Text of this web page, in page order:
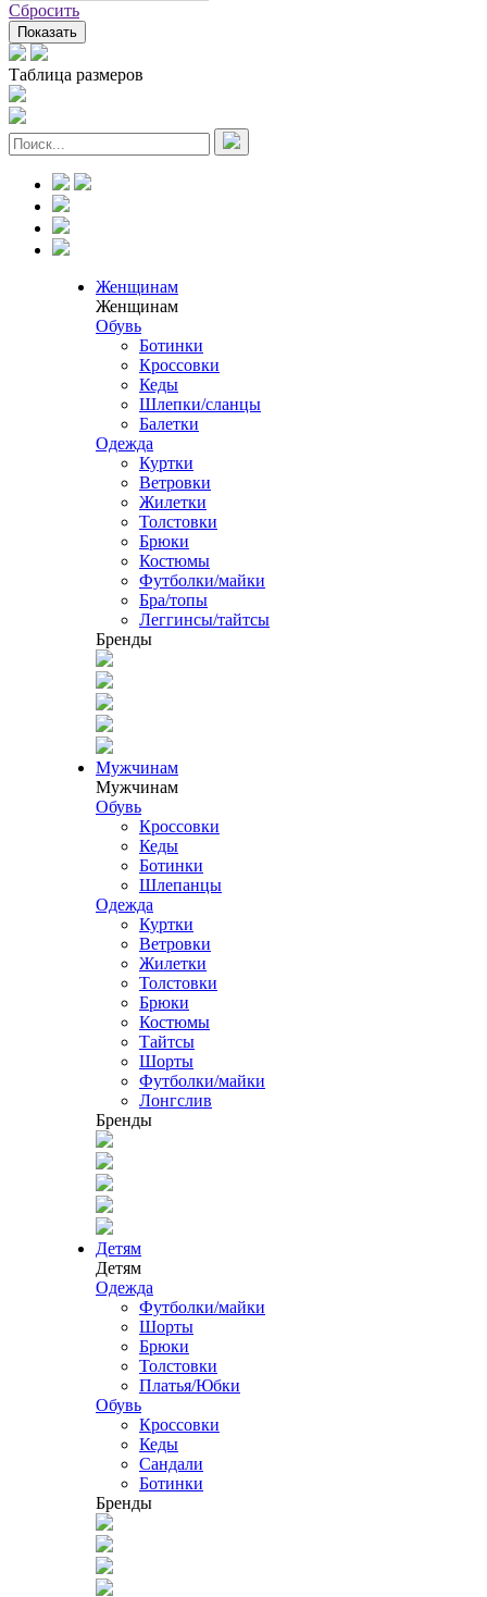
Сбросить
Показать
Таблица размеров
Женщинам
Женщинам
Обувь
Ботинки
Кроссовки
Кеды
Шлепки/сланцы
Балетки
Одежда
Куртки
Ветровки
Жилетки
Толстовки
Брюки
Костюмы
Футболки/майки
Бра/топы
Леггинсы/тайтсы
Бренды
Мужчинам
Мужчинам
Обувь
Кроссовки
Кеды
Ботинки
Шлепанцы
Одежда
Куртки
Ветровки
Жилетки
Толстовки
Брюки
Костюмы
Тайтсы
Шорты
Футболки/майки
Лонгслив
Бренды
Детям
Детям
Одежда
Футболки/майки
Шорты
Брюки
Толстовки
Платья/Юбки
Обувь
Кроссовки
Кеды
Сандали
Ботинки
Бренды